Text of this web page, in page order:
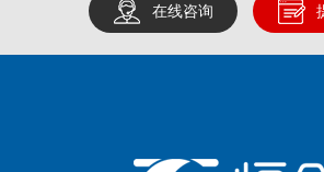
在线咨询